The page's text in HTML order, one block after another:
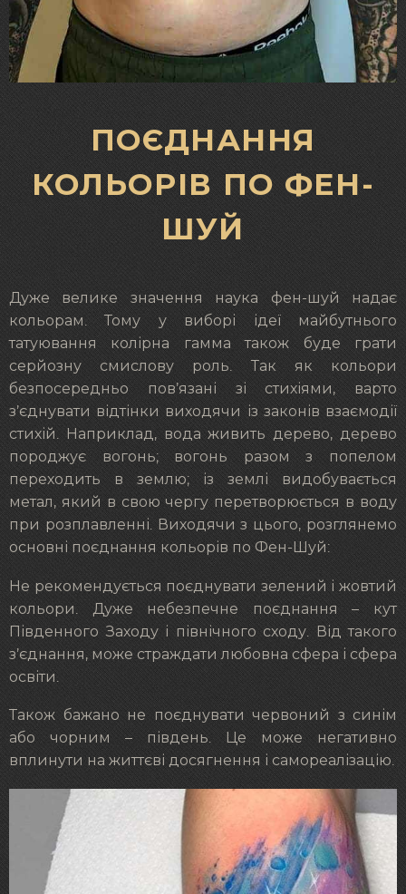
ПОЄДНАННЯ
КОЛЬОРІВ ПО ФЕН-
ШУЙ
Дуже велике значення наука фен-шуй надає
кольорам. Тому у виборі ідеї майбутнього
татуювання колірна гамма також буде грати
серйозну смислову роль. Так як кольори
безпосередньо пов’язані зі стихіями, варто
з’єднувати відтінки виходячи із законів взаємодії
стихій. Наприклад, вода живить дерево, дерево
породжує вогонь; вогонь разом з попелом
переходить в землю; із землі видобувається
метал, який в свою чергу перетворюється в воду
при розплавленні. Виходячи з цього, розглянемо
основні поєднання кольорів по Фен-Шуй:
Не рекомендується поєднувати зелений і жовтий
кольори. Дуже небезпечне поєднання – кут
Південного Заходу і північного сходу. Від такого
з’єднання, може страждати любовна сфера і сфера
освіти.
Також бажано не поєднувати червоний з синім
або чорним – південь. Це може негативно
вплинути на життєві досягнення і самореалізацію.